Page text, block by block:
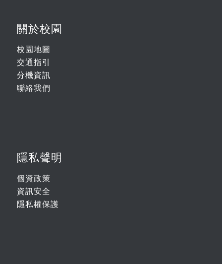
關於校園
校園地圖
交通指引
分機資訊
聯絡我們
隱私聲明
個資政策
資訊安全
隱私權保護